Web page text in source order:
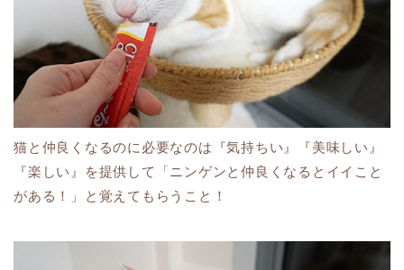
猫と仲良くなるのに必要なのは『気持ちい』『美味しい』
『楽しい』を提供して「ニンゲンと仲良くなるとイイこと
がある！」と覚えてもらうこと！